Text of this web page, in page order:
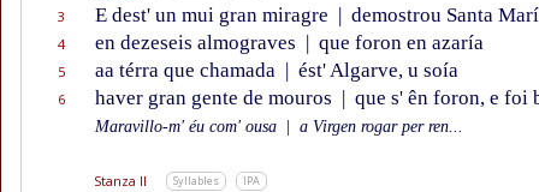
3 E dest' un mui gran miragre | demostrou Santa
4 en dezeseis almograves | que foron en azaría
5 aa térra que chamada | ést' Algarve, u soía
6 haver gran gente de mouros | que s' ên foron, e foi
Maravillo-m' éu com' ousa a Virgen rogar per ren...
Stanza II Syllables IPA